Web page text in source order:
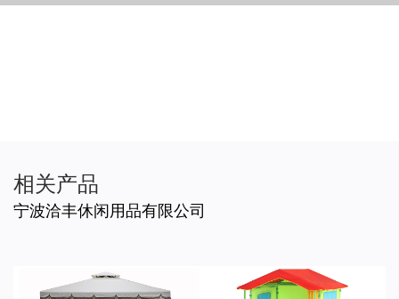
相关产品
宁波洽丰休闲用品有限公司